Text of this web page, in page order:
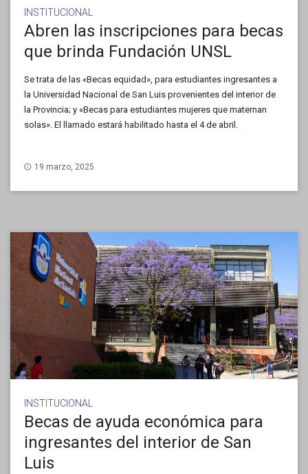
INSTITUCIONAL
Abren las inscripciones para becas
que brinda Fundación UNSL
Se trata de las «Becas equidad», para estudiantes ingresantes a
la Universidad Nacional de San Luis provenientes del interior de
la Provincia; y «Becas para estudiantes mujeres que maternan
solas». El llamado estará habilitado hasta el 4 de abril.
19 marzo, 2025
INSTITUCIONAL
Becas de ayuda económica para
ingresantes del interior de San
Luis